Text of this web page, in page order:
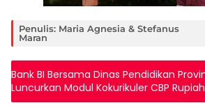
Penulis: Maria Agnesia & Stefanus
Maran
Bank BI Bersama Dinas Pendidikan
Luncurkan Modul Kokurikuler CBP Rupiah